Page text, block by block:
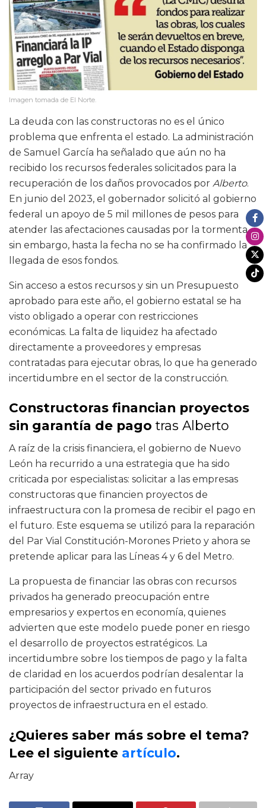
Imagen tomada de El Norte.
La deuda con las constructoras no es el único
problema que enfrenta el estado. La administración
de Samuel García ha señalado que aún no ha
recibido los recursos federales solicitados para la
recuperación de los daños provocados por Alberto.
En junio del 2023, el gobernador solicitó al gobierno
federal un apoyo de 5 mil millones de pesos para
atender las afectaciones causadas por la tormenta,
sin embargo, hasta la fecha no se ha confirmado la
llegada de esos fondos.
Sin acceso a estos recursos y sin un Presupuesto
aprobado para este año, el gobierno estatal se ha
visto obligado a operar con restricciones
económicas. La falta de liquidez ha afectado
directamente a proveedores y empresas
contratadas para ejecutar obras, lo que ha generado
incertidumbre en el sector de la construcción.
Constructoras financian proyectos
sin garantía de pago tras Alberto
A raíz de la crisis financiera, el gobierno de Nuevo
León ha recurrido a una estrategia que ha sido
criticada por especialistas: solicitar a las empresas
constructoras que financien proyectos de
infraestructura con la promesa de recibir el pago en
el futuro. Este esquema se utilizó para la reparación
del Par Vial Constitución-Morones Prieto y ahora se
pretende aplicar para las Líneas 4 y 6 del Metro.
La propuesta de financiar las obras con recursos
privados ha generado preocupación entre
empresarios y expertos en economía, quienes
advierten que este modelo puede poner en riesgo
el desarrollo de proyectos estratégicos. La
incertidumbre sobre los tiempos de pago y la falta
de claridad en los acuerdos podrían desalentar la
participación del sector privado en futuros
proyectos de infraestructura en el estado.
¿Quieres saber más sobre el tema?
Lee el siguiente artículo.
Array